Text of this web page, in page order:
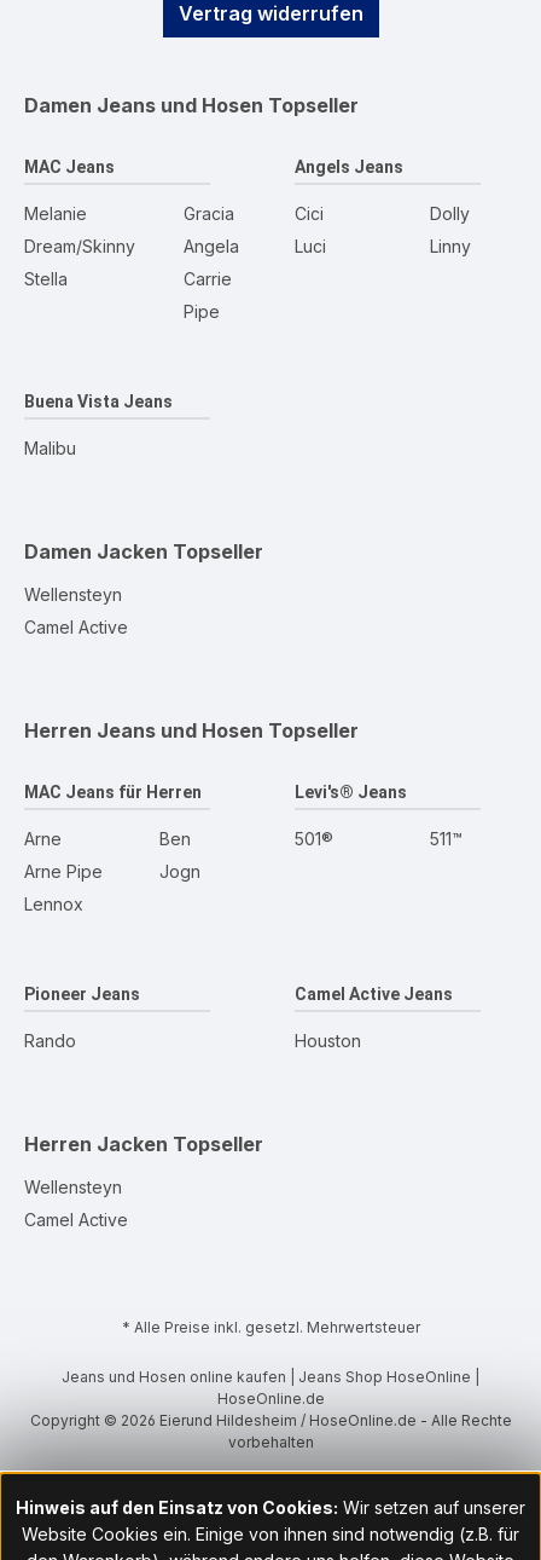
Vertrag widerrufen
Damen Jeans und Hosen Topseller
MAC Jeans
Melanie
Dream/Skinny
Stella
Gracia
Angela
Carrie
Pipe
Angels Jeans
Cici
Luci
Dolly
Linny
Buena Vista Jeans
Malibu
Damen Jacken Topseller
Wellensteyn
Camel Active
Herren Jeans und Hosen Topseller
MAC Jeans für Herren
Arne
Arne Pipe
Lennox
Ben
Jogn
Levi's® Jeans
501® 511™
Pioneer Jeans
Rando
Camel Active Jeans
Houston
Herren Jacken Topseller
Wellensteyn
Camel Active
* Alle Preise inkl. gesetzl. Mehrwertsteuer
Jeans und Hosen online kaufen | Jeans Shop HoseOnline |
HoseOnline.de
Copyright © 2026 Eierund Hildesheim / HoseOnline.de - Alle Rechte
vorbehalten
Hinweis auf den Einsatz von Cookies: Wir setzen auf unserer
Website Cookies ein. Einige von ihnen sind notwendig (z.B. für